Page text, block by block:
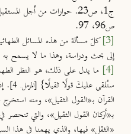
ص96، 97.
[3]
كلّ مسألة من هذه المسائل
إلى بحث ودراسة، وهذا ما لا يسمح
[4]
ما يدل على ذلك، هو النظر
سنُلقي عليكَ قولًا ثقيلًا} [المزمل. 4]
.
القرآن بـ«القول الثقيل»، ومنه
بـ«أركان القول الثقيل»، والتي تنحصر
«الثقل» فيها، والذي يهمنا في هذا